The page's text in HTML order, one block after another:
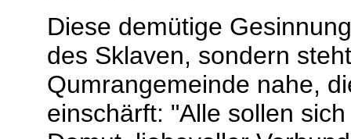
Diese demütige
des Sklaven, sondern
Qumrangemeinde nahe,
einschärft: "Alle sollen